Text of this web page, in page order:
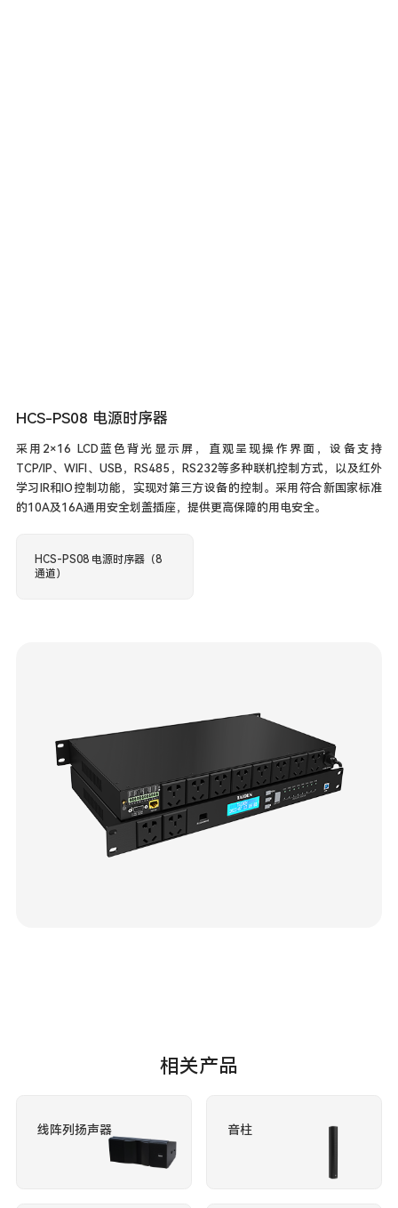
HCS-PS08 电源时序器
采用2×16 LCD蓝色背光显示屏，直观呈现操作界面，设备支持
TCP/IP、WIFI、USB，RS485，RS232等多种联机控制方式，以及红外
学习IR和IO控制功能，实现对第三方设备的控制。采用符合新国家标准
的10A及16A通用安全划盖插座，提供更高保障的用电安全。
HCS-PS08 电源时序器（8
通道）
相关产品
线阵列扬声器 音柱